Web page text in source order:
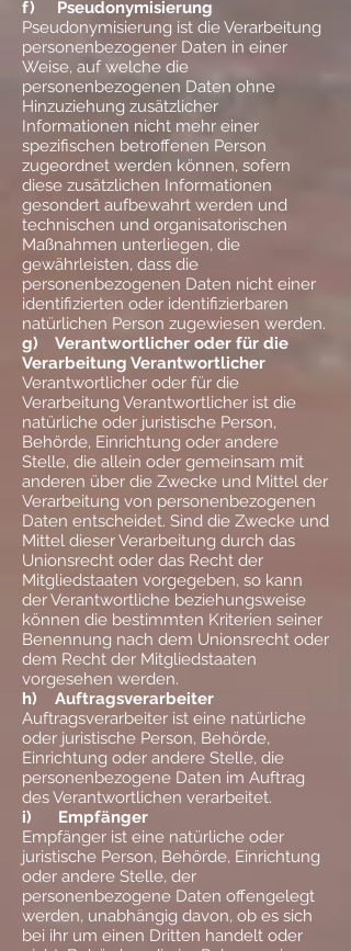
f) Pseudonymisierung
Pseudonymisierung ist die Verarbeitung
personenbezogener Daten in einer
Weise, auf welche die
personenbezogenen Daten ohne
Hinzuziehung zusätzlicher
Informationen nicht mehr einer
spezifischen betroffenen Person
zugeordnet werden können, sofern
diese zusätzlichen Informationen
gesondert aufbewahrt werden und
technischen und organisatorischen
Maßnahmen unterliegen, die
gewährleisten, dass die
personenbezogenen Daten nicht einer
identifizierten oder identifizierbaren
natürlichen Person zugewiesen werden.
g) Verantwortlicher oder für die
Verarbeitung Verantwortlicher
Verantwortlicher oder für die
Verarbeitung Verantwortlicher ist die
natürliche oder juristische Person,
Behörde, Einrichtung oder andere
Stelle, die allein oder gemeinsam mit
anderen über die Zwecke und Mittel der
Verarbeitung von personenbezogenen
Daten entscheidet. Sind die Zwecke und
Mittel dieser Verarbeitung durch das
Unionsrecht oder das Recht der
Mitgliedstaaten vorgegeben, so kann
der Verantwortliche beziehungsweise
können die bestimmten Kriterien seiner
Benennung nach dem Unionsrecht oder
dem Recht der Mitgliedstaaten
vorgesehen werden.
h) Auftragsverarbeiter
Auftragsverarbeiter ist eine natürliche
oder juristische Person, Behörde,
Einrichtung oder andere Stelle, die
personenbezogene Daten im Auftrag
des Verantwortlichen verarbeitet.
i) Empfänger
Empfänger ist eine natürliche oder
juristische Person, Behörde, Einrichtung
oder andere Stelle, der
personenbezogene Daten offengelegt
werden, unabhängig davon, ob es sich
bei ihr um einen Dritten handelt oder